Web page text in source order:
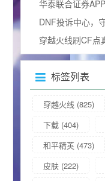
标签列表
穿越火线 (825)
下载 (404)
和平精英 (473)
皮肤 (222)